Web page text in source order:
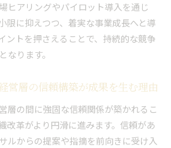
入直後に押さえるべきポイント解説
ィング効果を最大化する社内連携術
ヒアリングやパイロット導入を通じ
限に抑えつつ、着実な事業成長へと導
ントを押さえることで、持続的な競争
なります。
営層の信頼構築が成果を生む理由
層の間に強固な信頼関係が築かれるこ
改革がより円滑に進みます。信頼があ
ルからの提案や指摘を前向きに受け入